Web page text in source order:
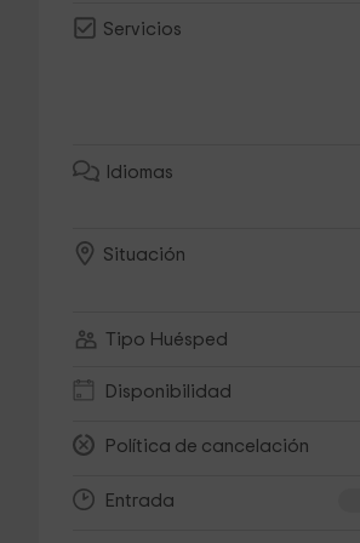
Servicios
Idiomas
Situación
Tipo Huésped
Disponibilidad
Política de cancelación
Entrada